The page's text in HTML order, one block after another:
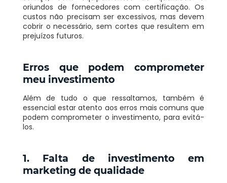
oriundos de fornecedores com certificação. Os
custos não precisam ser excessivos, mas devem
cobrir o necessário, sem cortes que resultem em
prejuízos futuros.
Erros que podem comprometer
meu investimento
Além de tudo o que ressaltamos, também é
essencial estar atento aos erros mais comuns que
podem comprometer o investimento, para evitá-
los.
1. Falta de investimento em
marketing de qualidade